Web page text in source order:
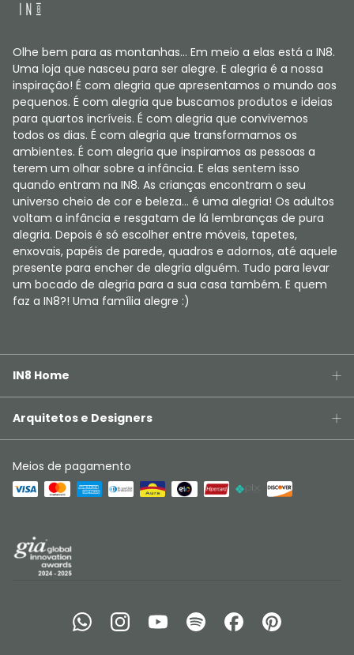
Olhe bem para as montanhas... Em meio a elas está a IN8.
Uma loja que nasceu para ser alegre. E alegria é a nossa
inspiração! É com alegria que apresentamos o mundo aos
pequenos. É com alegria que buscamos produtos e ideias
para quartos incríveis. É com alegria que convivemos
todos os dias. É com alegria que transformamos os
ambientes. É com alegria que inspiramos as pessoas a
terem um olhar sobre a infância. E elas sentem isso
quando entram na IN8. As crianças encontram o seu
universo cheio de cor e beleza... é uma alegria! Os adultos
voltam a infância e resgatam de lá lembranças de pura
alegria. Depois é só escolher entre móveis, tapetes,
enxovais, papéis de parede, quadros e adornos, até aquele
presente para encher de alegria alguém. Tudo para levar
um bocado de alegria para a sua casa também. E quem
faz a IN8?! Uma família alegre :)
IN8 Home
Arquitetos e Designers
Meios de pagamento